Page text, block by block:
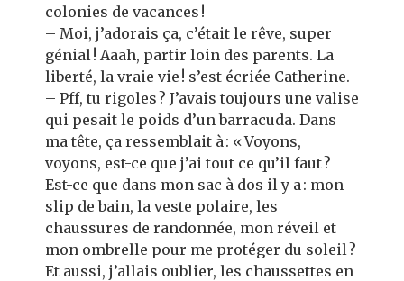
colonies de vacances !
– Moi, j’adorais ça, c’était le rêve, super
génial ! Aaah, partir loin des parents. La
liberté, la vraie vie ! s’est écriée Catherine.
– Pff, tu rigoles ? J’avais toujours une valise
qui pesait le poids d’un barracuda. Dans
ma tête, ça ressemblait à : « Voyons,
voyons, est-ce que j’ai tout ce qu’il faut ?
Est-ce que dans mon sac à dos il y a : mon
slip de bain, la veste polaire, les
chaussures de randonnée, mon réveil et
mon ombrelle pour me protéger du soleil ?
Et aussi, j’allais oublier, les chaussettes en